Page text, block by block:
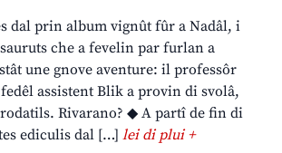
dal prin album vignût fûr a Nadâl, i
che a fevelin par furlan a
une gnove aventure: il professôr
assistent Blik a provin di svolâ,
Rivarano? ◆ A partî de fin di
ediculis dal […] lei di plui +